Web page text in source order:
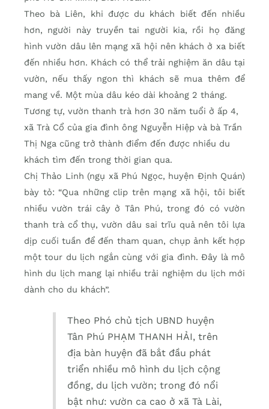
Theo bà Liên, khi được du khách biết đến nhiều
hơn, người này truyền tai người kia, rồi họ đăng
hình vườn dâu lên mạng xã hội nên khách ở xa biết
đến nhiều hơn. Khách có thể trải nghiệm ăn dâu tại
vườn, nếu thấy ngon thì khách sẽ mua thêm để
mang về. Một mùa dâu kéo dài khoảng 2 tháng.
Tương tự, vườn thanh trà hơn 30 năm tuổi ở ấp 4,
xã Trà Cổ của gia đình ông Nguyễn Hiệp và bà Trần
Thị Nga cũng trở thành điểm đến được nhiều du
khách tìm đến trong thời gian qua.
Chị Thảo Linh (ngụ xã Phú Ngọc, huyện Định Quán)
bày tỏ: “Qua những clip trên mạng xã hội, tôi biết
nhiều vườn trái cây ở Tân Phú, trong đó có vườn
thanh trà cổ thụ, vườn dâu sai trĩu quả nên tôi lựa
dịp cuối tuần để đến tham quan, chụp ảnh kết hợp
một tour du lịch ngắn cùng với gia đình. Đây là mô
hình du lịch mang lại nhiều trải nghiệm du lịch mới
dành cho du khách”.
Theo Phó chủ tịch UBND huyện
Tân Phú PHẠM THANH HẢI, trên
địa bàn huyện đã bắt đầu phát
triển nhiều mô hình du lịch cộng
đồng, du lịch vườn; trong đó nổi
bật như: vườn ca cao ở xã Tà Lài,